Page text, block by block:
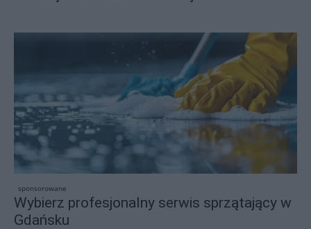
sponsorowane
Wybierz profesjonalny serwis sprzątający w
Gdańsku